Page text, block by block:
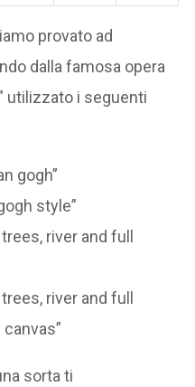
provato ad
dalla famosa opera
utilizzato i seguenti
gogh”
style”
river and full
river and full
sorta ti